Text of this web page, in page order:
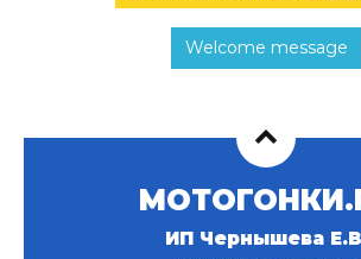
Welcome message
ИП Чернышева